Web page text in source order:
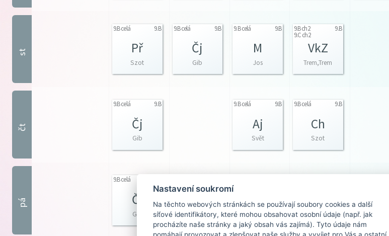
st
9.B celá 9.B
Př
Szot
9.B celá 9.B
Čj
Gib
9.B celá 9.B
M
Jos
9.B ch2
9.C ch2
9.B
VkZ
Trem,Trem
čt
9.B celá 9.B
Čj
Gib
9.B celá 9.B
Aj
Svět
9.B celá 9.B
Ch
Szot
pá
9.B celá
Čj
Gib
M
Jos
D
Jež
Nastavení soukromí
Na těchto webových stránkách se používají soubory cookies a další
síťové identifikátory, které mohou obsahovat osobní údaje (např. jak
procházíte naše stránky a jaký obsah vás zajímá). Tyto údaje nám